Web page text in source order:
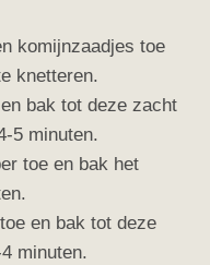
komijnzaadjes toe
knetteren.
bak tot deze zacht
5 minuten.
toe en bak het
en bak tot deze
minuten.